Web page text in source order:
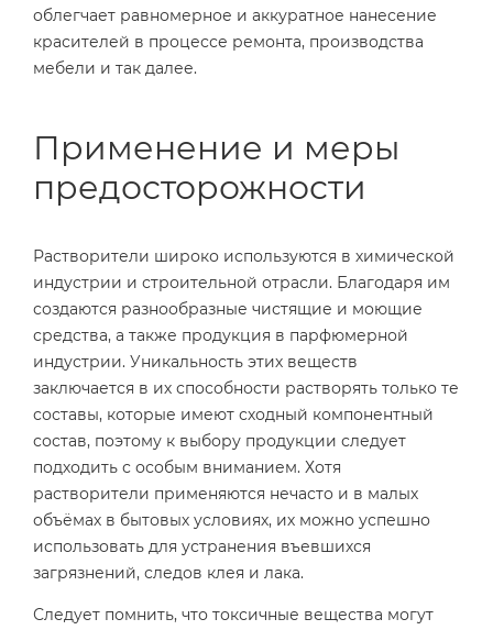
облегчает равномерное и аккуратное нанесение
красителей в процессе ремонта, производства
мебели и так далее.
Применение и меры
предосторожности
Растворители широко используются в химической
индустрии и строительной отрасли. Благодаря им
создаются разнообразные чистящие и моющие
средства, а также продукция в парфюмерной
индустрии. Уникальность этих веществ
заключается в их способности растворять только те
составы, которые имеют сходный компонентный
состав, поэтому к выбору продукции следует
подходить с особым вниманием. Хотя
растворители применяются нечасто и в малых
объёмах в бытовых условиях, их можно успешно
использовать для устранения въевшихся
загрязнений, следов клея и лака.
Следует помнить, что токсичные вещества могут